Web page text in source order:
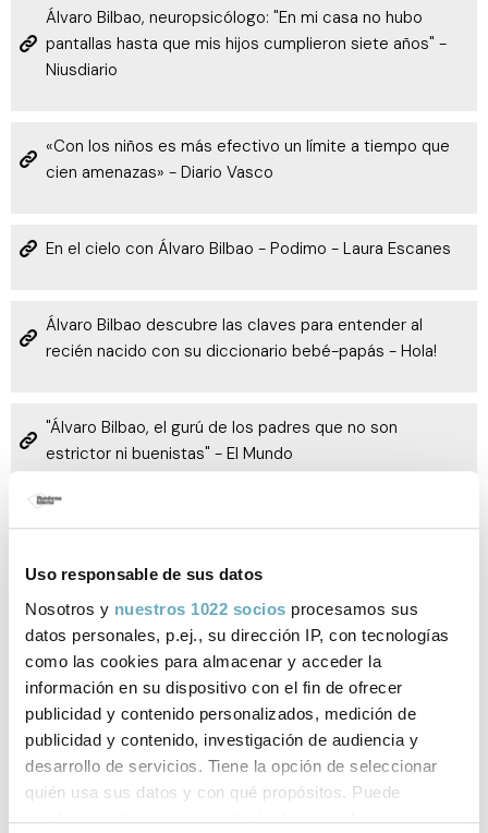
Uso responsable de sus datos
Nosotros y nuestros 1022 socios procesamos sus
datos personales, p.ej., su dirección IP, con tecnologías
como las cookies para almacenar y acceder la
información en su dispositivo con el fin de ofrecer
publicidad y contenido personalizados, medición de
publicidad y contenido, investigación de audiencia y
desarrollo de servicios. Tiene la opción de seleccionar
quién usa sus datos y con qué propósitos. Puede
cambiar o retirar su consentimiento en cualquier
Álvaro Bilbao, neuropsicólogo: "En mi casa no hubo
pantallas hasta que mis hijos cumplieron siete años" -
Niusdiario
«Con los niños es más efectivo un límite a tiempo que
cien amenazas» - Diario Vasco
En el cielo con Álvaro Bilbao - Podimo - Laura Escanes
Álvaro Bilbao descubre las claves para entender al
recién nacido con su diccionario bebé-papás - Hola!
"Álvaro Bilbao, el gurú de los padres que no son
estrictor ni buenistas" - El Mundo
Álvaro Bilbao y la educación en positivo: "Una colleja es
Pensar en el futuro con Álvaro Bilbao - Podcast
CAIXABANK
Laberintos de crianza: los bebés no quieren perfección,
quiere atención (Temporada 2, episodio, Álvaro Bilbao)
(BBK Family)